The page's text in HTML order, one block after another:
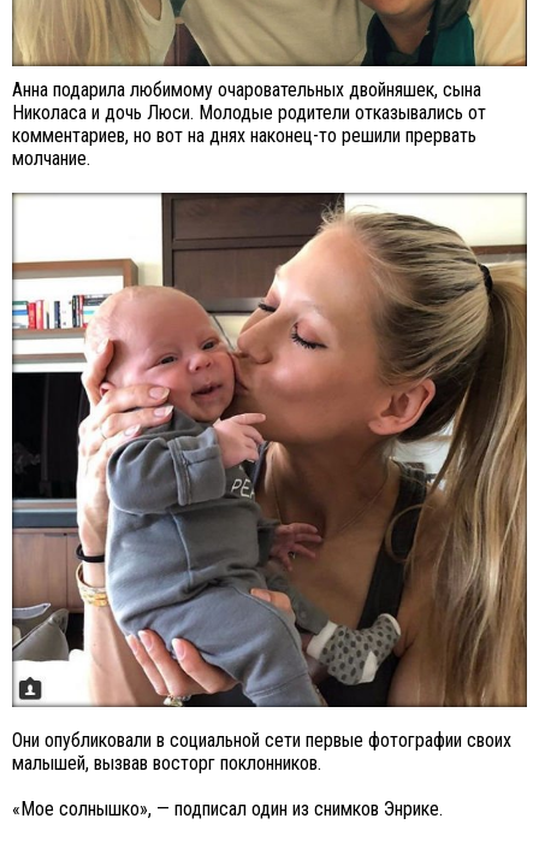
Анна подарила любимому очаровательных двойняшек, сына
Николаса и дочь Люси. Молодые родители отказывались от
комментариев, но вот на днях наконец-то решили прервать
молчание.
Они опубликовали в социальной сети первые фотографии своих
малышей, вызвав восторг поклонников.
«Мое солнышко», — подписал один из снимков Энрике.